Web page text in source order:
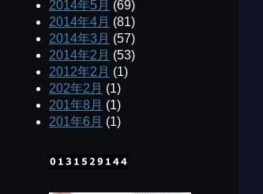
2014年5月 (69)
2014年4月 (81)
2014年3月 (57)
2014年2月 (53)
2012年2月 (1)
202年2月 (1)
201年8月 (1)
201年6月 (1)